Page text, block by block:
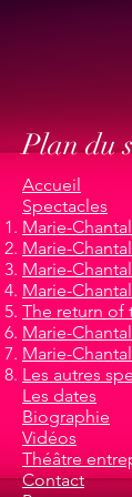
Plan du
Accueil
Spectacles
Marie-
Marie-
Marie-
Marie-
The return of
Marie-
Marie-
Les autres
Les dates
Biographie
Vidéos
Théâtre
Contact